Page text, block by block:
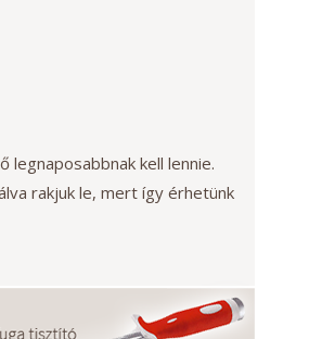
kell lennie.
rakjuk le, mert így érhetünk